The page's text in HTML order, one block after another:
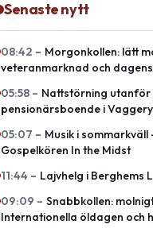
Senaste nytt
08:42 – Morgonkollen: lätt
veteranmarknad och
05:58 – Nattstörning utanför
pensionärsboende i
05:07 – Musik i sommarkväll
Gospelkören In the Midst
11:44 – Lajvhelg i Berghems
09:09 – Snabbkollen:
Internationella öldagen och